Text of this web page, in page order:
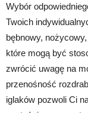
Wybór
Twoich
bębnowy,
które mogą być
zwrócić uwagę na
przenośność
iglaków pozwoli Ci